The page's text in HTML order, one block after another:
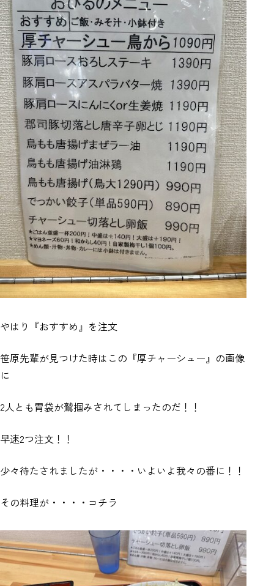
やはり『おすすめ』を注文
笹原先輩が見つけた時はこの『厚チャーシュー』の画像
に
2人とも胃袋が鷲掴みされてしまったのだ！！
早速2つ注文！！
少々待たされましたが・・・・いよいよ我々の番に！！
その料理が・・・・コチラ